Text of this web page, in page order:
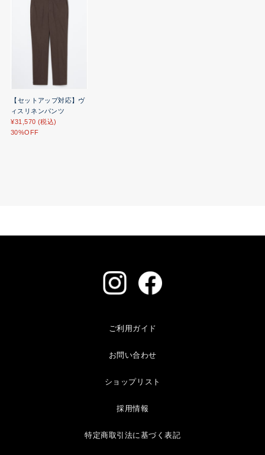
【セットアップ対応】ヴ
ィスリネンパンツ
¥31,570 (税込)
30%OFF
ご利用ガイド
お問い合わせ
ショップリスト
採用情報
特定商取引法に基づく表記